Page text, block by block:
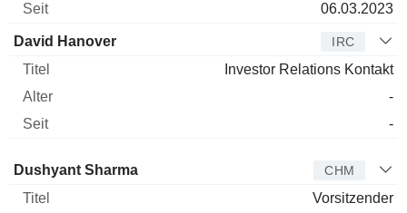
06.03.2023
David Hanover IRC
Investor Relations Kontakt
-
-
Verwaltungsratsmitglied
Dushyant Sharma CHM
Vorsitzender